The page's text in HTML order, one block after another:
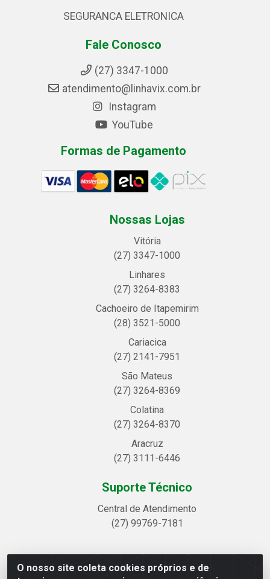
O nosso site coleta cookies próprios e de
SEGURANCA ELETRONICA
Fale Conosco
(27) 3347-1000
atendimento@linhavix.com.br
Instagram
YouTube
Formas de Pagamento
Nossas Lojas
Vitória
(27) 3347-1000
Linhares
(27) 3264-8383
Cachoeiro de Itapemirim
(28) 3521-5000
Cariacica
(27) 2141-7951
São Mateus
(27) 3264-8369
Colatina
(27) 3264-8370
Aracruz
(27) 3111-6446
Suporte Técnico
Central de Atendimento
(27) 99769-7181
Linhavix Distribuidora LTDA - Avenida Alegre, 2521 -